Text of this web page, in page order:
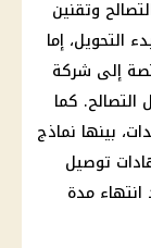
وتقنين
التحويل، إما
إلى شركة
التصالح. كما
بينها نماذج
شهادات توصيل
انتهاء مدة